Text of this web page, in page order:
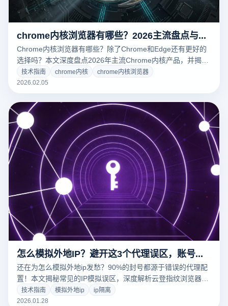
chrome内核浏览器有哪些？2026主流盘点与专业防关联指南
Chrome内核浏览器有哪些？除了Chrome和Edge还有更好的
选择吗？本文深度盘点2026年主流Chrome内核产品，并揭秘
为何专业卖家首选云登指纹浏览器。了解如何通过内核级优化
与指纹隔离技术，实现多账号防关联与极速安全运营。
技术指南 chrome内核
chrome内核浏览器
2026.02.05
怎么模拟外地IP？避开这3个代理误区，账号存活率提升90%
还在为怎么模拟外地ip发愁？90%的封号都源于错误的代理配
置！本文揭秘常见的IP模拟误区，深度解析云登指纹浏览器如
何通过智能环境匹配与WebRTC防护，助您搭建零风险的异地
运营环境。
技术指南 模拟外地ip
ip隔离
2026.01.28